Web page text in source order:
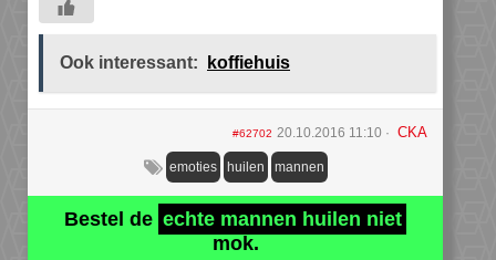
Ook interessant: koffiehuis
#62702 20.10.2016 11:10 CKA
emoties huilen mannen
Bestel de echte mannen huilen niet
mok.